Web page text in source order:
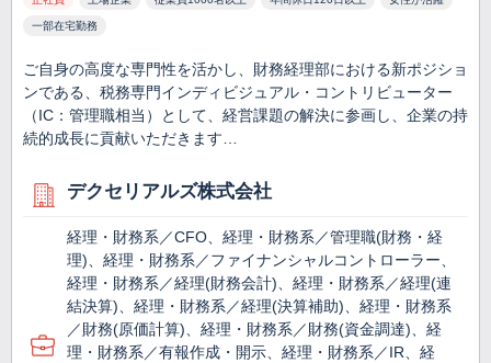
一部在宅勤務
ご自身の高度な専門性を活かし、財務経理部における新ポジショ
ンである、税務専門インディビジュアル・コントリビューター
（IC：管理職相当）として、経営課題の解決に参画し、企業の持
続的成長に貢献いただきます…
デクセリアルズ株式会社
経理・財務系／CFO、経理・財務系／管理職(財務・経
理)、経理・財務系／ファイナンシャルコントローラー、
経理・財務系／経理(財務会計)、経理・財務系／経理(連
結決算)、経理・財務系／経理(決算補助)、経理・財務系
／財務(原価計算)、経理・財務系／財務(資金調達)、経
理・財務系／有報作成・開示、経理・財務系／IR、経